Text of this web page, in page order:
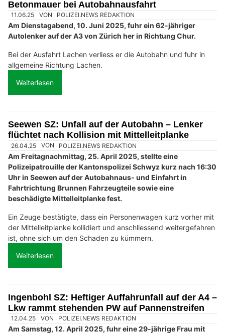
Betonmauer bei Autobahnausfahrt
11.06.25 VON POLIZEI.NEWS REDAKTION
Am Dienstagabend, 10. Juni 2025, fuhr ein 62-jähriger
Autolenker auf der A3 von Zürich her in Richtung Chur.
Bei der Ausfahrt Lachen verliess er die Autobahn und fuhr in
allgemeine Richtung Lachen.
Weiterlesen
Seewen SZ: Unfall auf der Autobahn – Lenker
flüchtet nach Kollision mit Mittelleitplanke
26.04.25 VON POLIZEI.NEWS REDAKTION
Am Freitagnachmittag, 25. April 2025, stellte eine
Polizeipatrouille der Kantonspolizei Schwyz kurz nach 16:30
Uhr in Seewen auf der Autobahnaus- und Einfahrt in
Fahrtrichtung Brunnen Fahrzeugteile sowie eine
beschädigte Mittelleitplanke fest.
Ein Zeuge bestätigte, dass ein Personenwagen kurz vorher mit
der Mittelleitplanke kollidiert und anschliessend weitergefahren
ist, ohne sich um den Schaden zu kümmern.
Weiterlesen
Ingenbohl SZ: Heftiger Auffahrunfall auf der A4 –
Lkw rammt stehenden PW auf Pannenstreifen
12.04.25 VON POLIZEI.NEWS REDAKTION
Am Samstag, 12. April 2025, fuhr eine 29-jährige Frau mit